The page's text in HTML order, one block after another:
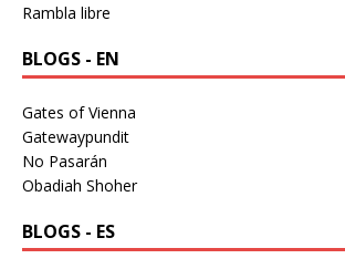
Rambla libre
BLOGS - EN
Gates of Vienna
Gatewaypundit
No Pasarán
Obadiah Shoher
BLOGS - ES